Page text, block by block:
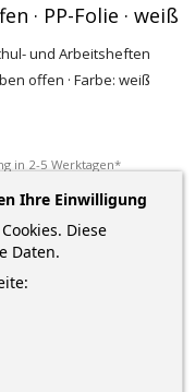
· PP-Folie · weiß
und Arbeitsheften
offen · Farbe: weiß
in 2-5 Werktagen*
Ihre Einwilligung
Diese
Daten.